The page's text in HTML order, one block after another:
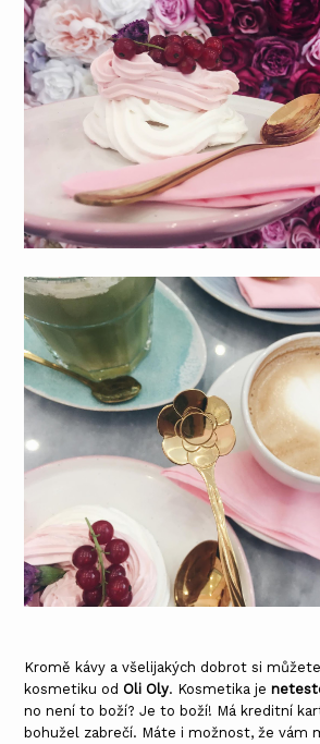
Kromě kávy a všelijakých dobrot si
kosmetiku od Oli Oly. Kosmetika je
no není to boží? Je to boží! Má kreditní
bohužel zabrečí. Máte i možnost, že vám